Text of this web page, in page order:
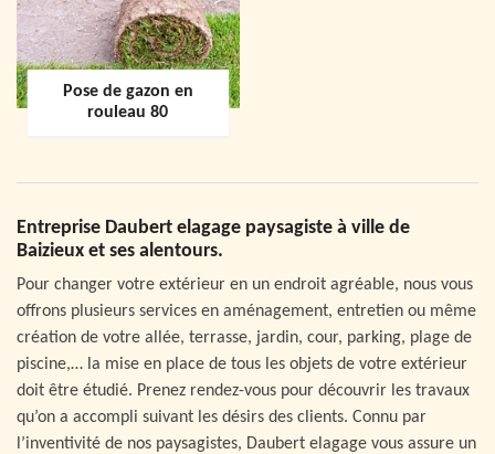
Pose de gazon en
rouleau 80
Entreprise Daubert elagage paysagiste à ville de
Baizieux et ses alentours.
Pour changer votre extérieur en un endroit agréable, nous vous
offrons plusieurs services en aménagement, entretien ou même
création de votre allée, terrasse, jardin, cour, parking, plage de
piscine,… la mise en place de tous les objets de votre extérieur
doit être étudié. Prenez rendez-vous pour découvrir les travaux
qu’on a accompli suivant les désirs des clients. Connu par
l’inventivité de nos paysagistes, Daubert elagage vous assure un